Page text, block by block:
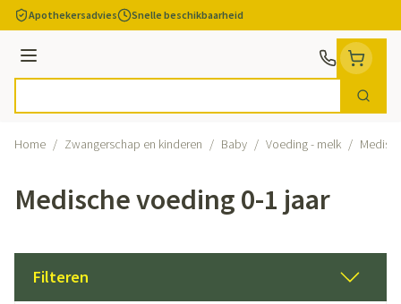
Ga naar de inhoud
Apothekersadvies Snelle beschikbaarheid
Menu
Zoek
Home / Zwangerschap en kinderen / Baby / Voeding - melk /
Medische voeding 0-1 jaar
Filteren